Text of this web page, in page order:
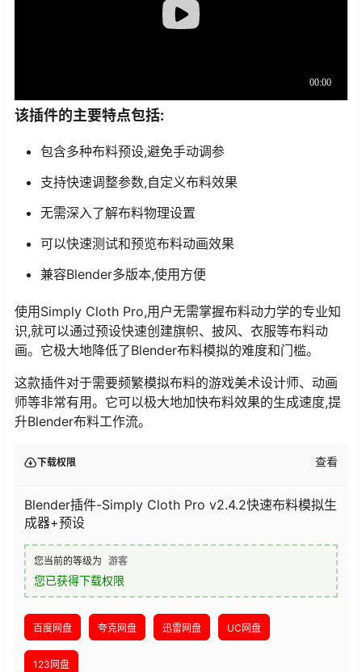
该插件的主要特点包括:
包含多种布料预设,避免手动调参
支持快速调整参数,自定义布料效果
无需深入了解布料物理设置
可以快速测试和预览布料动画效果
兼容Blender多版本,使用方便
使用Simply Cloth Pro,用户无需掌握布料动力学的专业知
识,就可以通过预设快速创建旗帜、披风、衣服等布料动
画。它极大地降低了Blender布料模拟的难度和门槛。
这款插件对于需要频繁模拟布料的游戏美术设计师、动画
师等非常有用。它可以极大地加快布料效果的生成速度,提
升Blender布料工作流。
下载权限 查看
Blender插件-Simply Cloth Pro v2.4.2快速布料模拟生
成器+预设
您当前的等级为 游客
您已获得下载权限
百度网盘 夸克网盘 迅雷网盘 UC网盘
123网盘